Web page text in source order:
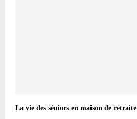
La vie des séniors en maison de retraite